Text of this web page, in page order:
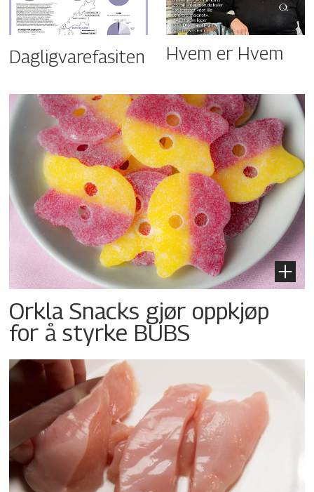
Dagligvarefasiten Hvem er Hvem
Orkla Snacks gjør oppkjøp
for å styrke BUBS